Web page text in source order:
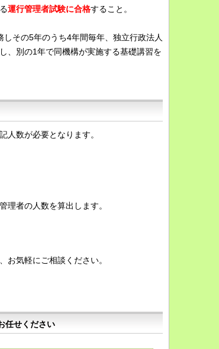
運行管理者試験に合格すること。
その5年のうち4年間毎年、独立行政法人
、別の1年で同機構が実施する基礎講習を
人数が必要となります。
理者の人数を算出します。
お気軽にご相談ください。
任せください